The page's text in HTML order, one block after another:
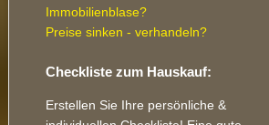
Immobilienblase?
Preise sinken - verhandeln?
Checkliste zum Hauskauf:
Erstellen Sie Ihre persönliche &